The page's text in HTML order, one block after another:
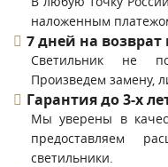
наложенным
7 дней на
Светильник не
Произведем замену,
Гарантия до 3-х
Мы уверены в
предоставляем
светильники.